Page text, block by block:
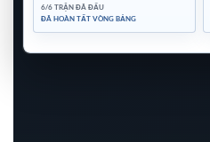
6/6 TRẬN ĐÃ ĐẤU
ĐÃ HOÀN TẤT VÒNG BẢNG